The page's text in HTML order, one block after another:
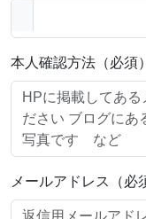
本人確認方法（必須）
メールアドレス（必